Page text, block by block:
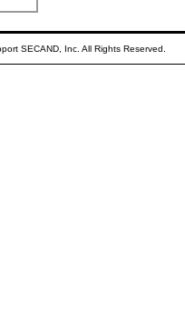
SECAND, Inc. All Rights Reserved.